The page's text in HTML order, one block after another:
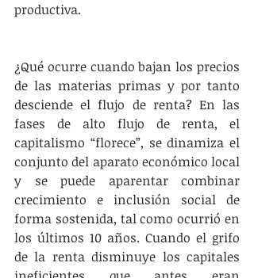
productiva.
¿Qué ocurre cuando bajan los precios
de las materias primas y por tanto
desciende el flujo de renta? En las
fases de alto flujo de renta, el
capitalismo “florece”, se dinamiza el
conjunto del aparato económico local
y se puede aparentar combinar
crecimiento e inclusión social de
forma sostenida, tal como ocurrió en
los últimos 10 años. Cuando el grifo
de la renta disminuye los capitales